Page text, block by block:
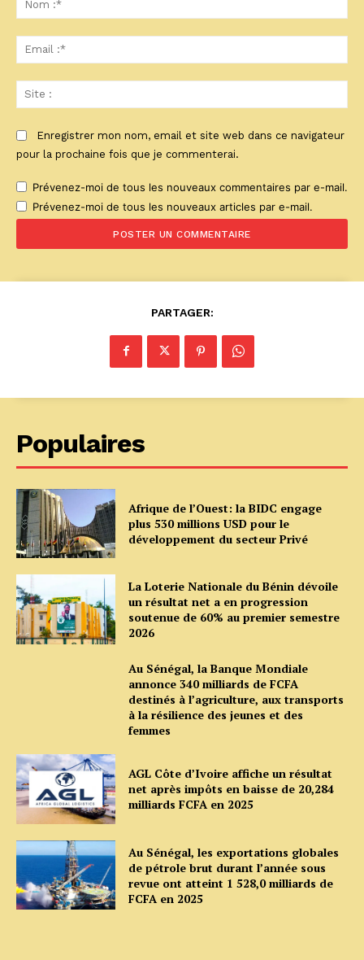
:*
:*
:
Enregistrer mon nom, email et site web dans ce navigateur
pour la prochaine fois que je commenterai.
Prévenez-moi de tous les nouveaux commentaires par e-mail.
Prévenez-moi de tous les nouveaux articles par e-mail.
PARTAGER:
Populaires
Afrique de l’Ouest: la BIDC engage
plus 530 millions USD pour le
développement du secteur Privé
La Loterie Nationale du Bénin dévoile
un résultat net a en progression
soutenue de 60% au premier semestre
2026
Au Sénégal, la Banque Mondiale
annonce 340 milliards de FCFA
destinés à l’agriculture, aux transports
à la résilience des jeunes et des
femmes
AGL Côte d’Ivoire affiche un résultat
net après impôts en baisse de 20,284
milliards FCFA en 2025
Au Sénégal, les exportations globales
de pétrole brut durant l’année sous
revue ont atteint 1 528,0 milliards de
FCFA en 2025